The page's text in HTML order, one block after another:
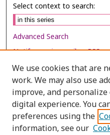
Select context to search:
Advanced Search
Notify me via email orRSS
Browse
Collections
Disciplines
Authors
We use cookies that are
work. We may also use
improve, and
digital experience. You
preferences using the
information, see our